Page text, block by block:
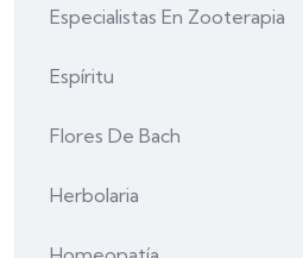
Especialistas En Zooterapia
Espíritu
Flores De Bach
Herbolaria